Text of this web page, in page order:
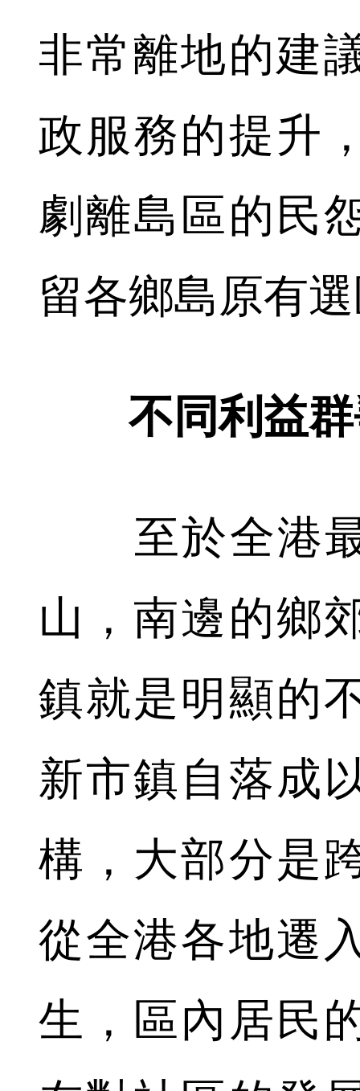
非常離地的建
政服務的提升
劇離島區的民
留各鄉島原有
不同利益群
至於全港
山，南邊的鄉
鎮就是明顯的
新市鎮自落成
構，大部分是
從全港各地遷
生，區內居民